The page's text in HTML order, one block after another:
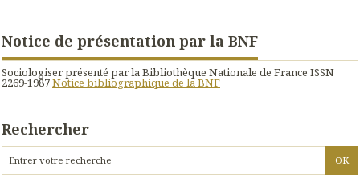
Notice de présentation par la BNF
Sociologiser présenté par la Bibliothèque Nationale de France ISSN
2269-1987Notice bibliographique de la BNF
Rechercher